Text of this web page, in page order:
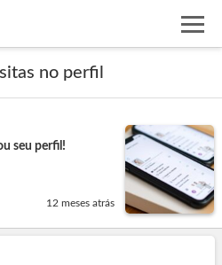
no perfil
seu perfil!
12 meses atrás